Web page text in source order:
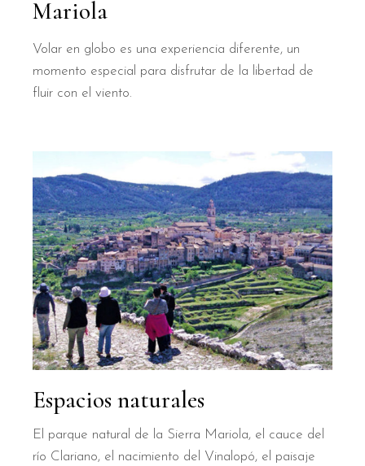
Mariola
Volar en globo es una experiencia diferente, un
momento especial para disfrutar de la libertad de
fluir con el viento.
Espacios naturales
El parque natural de la Sierra Mariola, el cauce del
río Clariano, el nacimiento del Vinalopó, el paisaje